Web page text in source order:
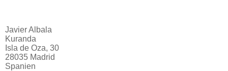
Javier Albala
Kuranda
Isla de Oza, 30
28035 Madrid
Spanien